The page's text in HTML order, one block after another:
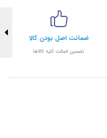
ضمانت اصل بودن کالا
تضمین اصالت کلیه کالاها